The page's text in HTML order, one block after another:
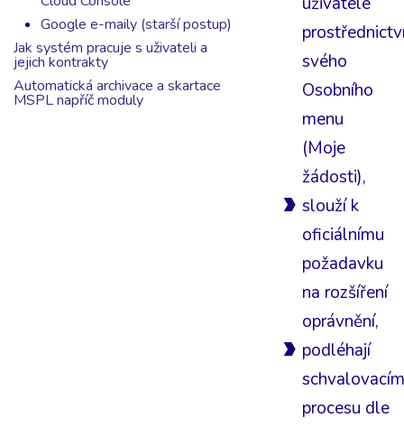
Google e-maily (starší postup)
Jak systém pracuje s uživateli a
jejich kontrakty
Automatická archivace a skartace
MSPL napříč moduly
svého
Osobního
menu
(Moje
žádosti),
slouží k
oficiálnímu
požadavku
na rozšíření
oprávnění,
podléhají
procesu dle